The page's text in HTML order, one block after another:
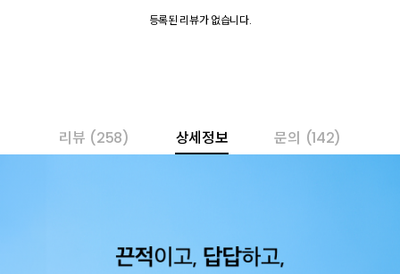
등록된 리뷰가 없습니다.
리뷰 (258) 상세정보 문의 (142)